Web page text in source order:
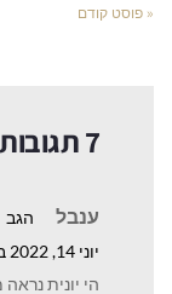
« פוסט קודם
7 תגובות
ענבל
הגב
יוני 14, 2022 בשעה 4:29 am